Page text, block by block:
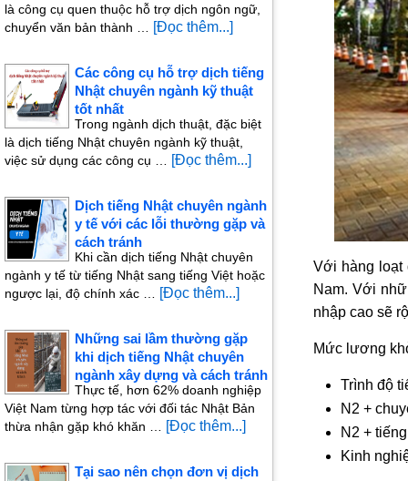
Với hàng loạt
Nam. Với
nhập cao sẽ
Mức lương
Trình độ
N2 +
N2 +
Kinh
là công cụ quen thuộc hỗ trợ dịch ngôn ngữ,
chuyển văn bản thành …
[Đọc thêm...]
Các công cụ hỗ trợ dịch tiếng
Nhật chuyên ngành kỹ thuật
tốt nhất
Trong ngành dịch thuật, đặc biệt
là dịch tiếng Nhật chuyên ngành kỹ thuật,
việc sử dụng các công cụ …
[Đọc thêm...]
Dịch tiếng Nhật chuyên ngành
y tế với các lỗi thường gặp và
cách tránh
Khi cần dịch tiếng Nhật chuyên
ngành y tế từ tiếng Nhật sang tiếng Việt hoặc
ngược lại, độ chính xác …
[Đọc thêm...]
Những sai lầm thường gặp
khi dịch tiếng Nhật chuyên
ngành xây dựng và cách tránh
Thực tế, hơn 62% doanh nghiệp
Việt Nam từng hợp tác với đối tác Nhật Bản
thừa nhận gặp khó khăn …
[Đọc thêm...]
Tại sao nên chọn đơn vị dịch